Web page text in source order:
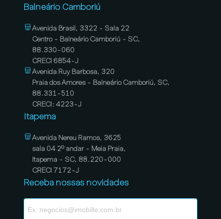
Balneário Camboriú
Avenida Brasil, 3322 - Sala 22
Centro - Balneário Camboriú - SC,
88.330-060
CRECI 6854-J
Avenida Ruy Barbosa, 320
Praia dos Amores - Balneário Camboriú, SC,
88.331-510
CRECI: 4223-J
Itapema
Avenida Nereu Ramos, 3625
sala 04 2º andar - Meia Praia,
Itapema - SC, 88.220-000
CRECI 7172-J
Receba nossas novidades